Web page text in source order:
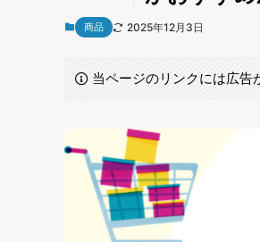
商品 2025年12月3日
当ページのリンクには広告